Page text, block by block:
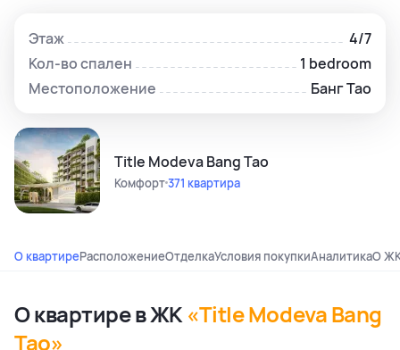
Этаж
4/7
Кол-во спален
1 bedroom
Местоположение
Банг Тао
Title Modeva Bang Tao
Комфорт371 квартира
О квартиреРасположениеОтделкаУсловия покупкиАналитикаО
О квартире в ЖК «Title Modeva Bang
Tao»